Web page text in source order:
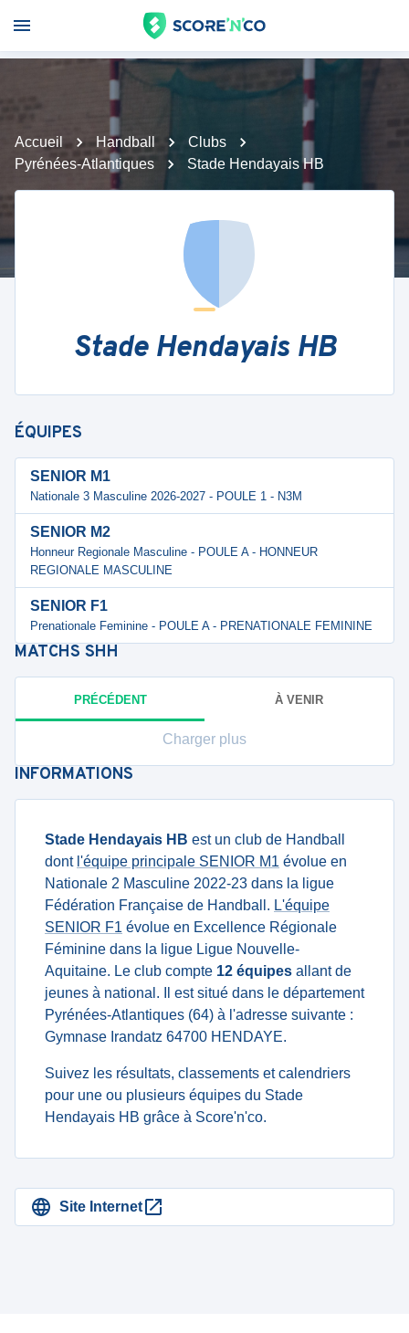
Accueil Handball
Clubs
Pyrénées-Atlantiques
Stade Hendayais HB
Stade Hendayais HB
ÉQUIPES
SENIOR M1
Nationale 3 Masculine 2026-2027 - POULE 1 - N3M
SENIOR M2
Honneur Regionale Masculine - POULE A - HONNEUR
REGIONALE MASCULINE
SENIOR F1
Prenationale Feminine - POULE A - PRENATIONALE FEMININE
MATCHS SHH
PRÉCÉDENT À VENIR
Charger plus
INFORMATIONS
Stade Hendayais HB est un club de Handball
dont l'équipe principale SENIOR M1 évolue en
Nationale 2 Masculine 2022-23 dans la ligue
Fédération Française de Handball. L'équipe
SENIOR F1 évolue en Excellence Régionale
Féminine dans la ligue Ligue Nouvelle-
Aquitaine. Le club compte 12 équipes allant de
jeunes à national. Il est situé dans le département
Pyrénées-Atlantiques (64) à l'adresse suivante :
Gymnase Irandatz 64700 HENDAYE.
Suivez les résultats, classements et calendriers
pour une ou plusieurs équipes du Stade
Hendayais HB grâce à Score'n'co.
Site Internet